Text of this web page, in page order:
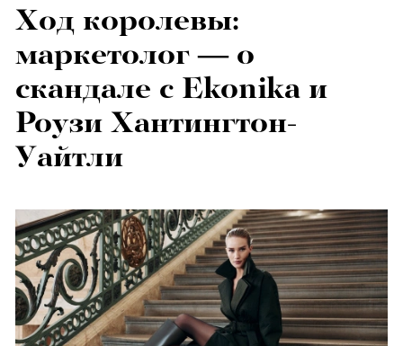
Ход королевы:
маркетолог — о
скандале с Ekonika и
Роузи Хантингтон-
Уайтли